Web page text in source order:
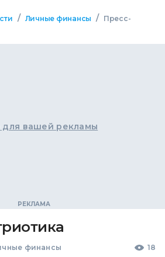
/ Личные финансы /
Пресс-
для вашей рекламы
финансы 18